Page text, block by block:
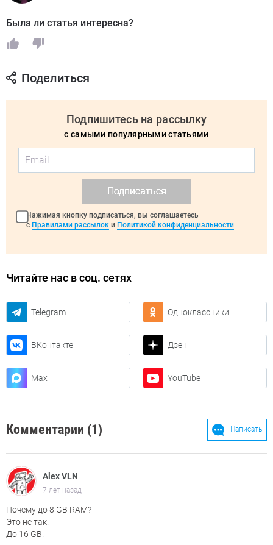
Была ли статья интересна?
Поделиться
Подпишитесь на рассылку
с самыми популярными статьями
Подписаться
Нажимая кнопку подписаться, вы соглашаетесь
с Правилами рассылок и Политикой конфиденциальности
Читайте нас в соц. сетях
Telegram Одноклассники
ВКонтакте Дзен
Max YouTube
Комментарии (1) Написать
Alex VLN
7 лет назад
Почему до 8 GB RAM?
Это не так.
До 16 GB!